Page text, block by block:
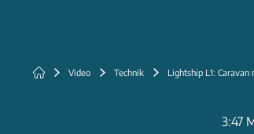
Video Technik Lightship L1:
3:47